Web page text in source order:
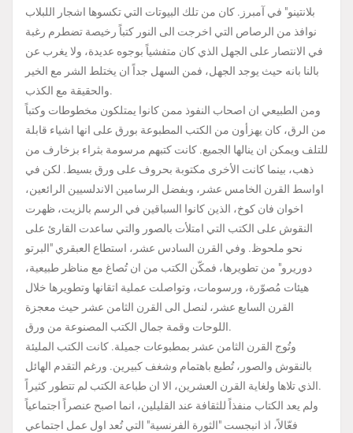
بلانتينو" في آمبرز. كان من تلك البيوتات التي تكسوها اشجار اللبلاب
نوافذ من الرصاص التي اخرجت الى النور كتباً رخيصة تضطرم رغبة
في الانتصار على الجهل الذي كان متفشياً بوجوه عديدة، ولا يغرب عن
بالنا بانه حيث يوجد الجهل، فمن السهل جداً ان يختلط الشر مع الخير
والحقيقة مع الكذب.
ومن الطبيعي ان اصحاب النفوذ ممن كانوا يمتلكون مخطوطات وكتباً
من الرق، كان يهزأون من الكتب المطبوعة بورق على انها اشياء قابلة
للتلف ويمكن ان ينالها الجميع. كانت كتبهم مرسومة بثراء بزخارف من
ذهب، بينما كانت الأخرى مكتوبة بحروف على ورق بسيط. لكن في
اواسط القرن الخامس عشر، وبفضل الرسامين الاندلسيين الرائعين،
اخوان فان كوخ، الذين كانوا السباقين في الرسم بالزيت، ظهرت
النقوش على الكتب التي امتلأت بالصور والتي ساعدت القارئ على
نحو ملحوظ. وفي القرن السادس عشر، استطاع العبقري "البرتو
دوريرو" من تطويرها، فمكّن الكتب من ان تُصاغ مع مناظر طبيعية،
هيئات مُصوّرة، ورسومات، وتواصلت عملية اتقانها وتطويرها خلال
القرن السابع عشر، لنصل الى القرن الثامن عشر حيث معجزة
اللوحات وقمة جمال الكتب المصنوعة من ورق.
وتُوج القرن الثامن عشر بمطبوعات جميلة. كانت الكتب المليئة
بالنقوش والصور، تُطبع باهتمام وشغف كبيرين. ورغم التقدم الهائل
الذي تلاها ولغاية القرن العشرين، الا ان طباعة الكتب لم تتطور كثيراً.
ولم يعد الكتاب منفذاً للثقافة عند القليلين، انما اصبح عنصراً اجتماعياً
فعّالاً، اذ انبجست "الثورة الفرنسية" التي تُعد اول عمل اجتماعي